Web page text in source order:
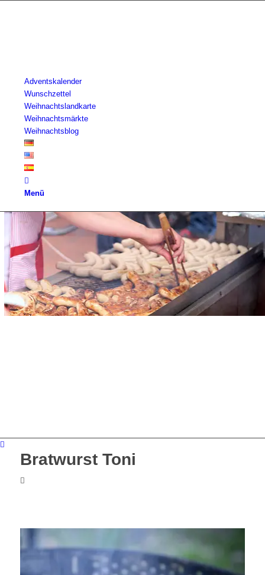
Adventskalender
Wunschzettel
Weihnachtslandkarte
Weihnachtsmärkte
Weihnachtsblog
Menü
Bratwurst Toni